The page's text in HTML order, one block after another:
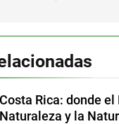
Costa Rica: donde el
Naturaleza y la